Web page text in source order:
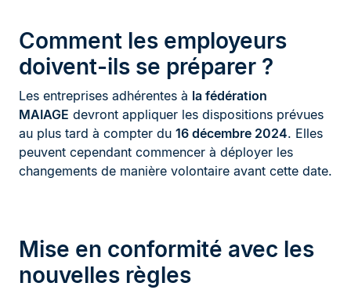
Comment les employeurs
doivent-ils se préparer ?
Les entreprises adhérentes à la fédération
MAIAGE devront appliquer les dispositions prévues
au plus tard à compter du 16 décembre 2024. Elles
peuvent cependant commencer à déployer les
changements de manière volontaire avant cette date.
Mise en conformité avec les
nouvelles règles